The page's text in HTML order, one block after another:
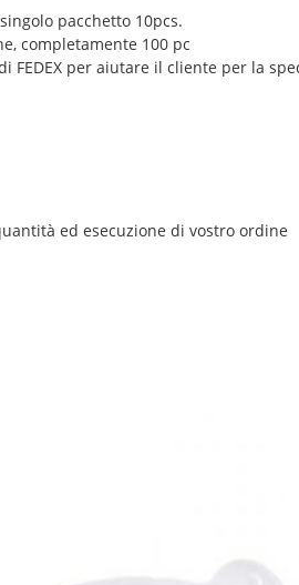
pacchetto 10pcs.
completamente 100 pc
FEDEX per aiutare il cliente per la
ed esecuzione di vostro ordine